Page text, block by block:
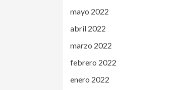
mayo 2022
abril 2022
marzo 2022
febrero 2022
enero 2022